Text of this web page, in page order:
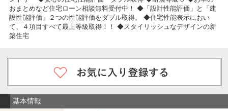
おまとめなど住宅ローン相談無料受付中！ ◆「設計性能評価」と「建
設性能評価」２つの性能評価をダブル取得。 ◆住宅性能表示におい
て、４項目すべて最上等級取得！！ ◆スタイリッシュなデザインの新
築住宅
基本情報